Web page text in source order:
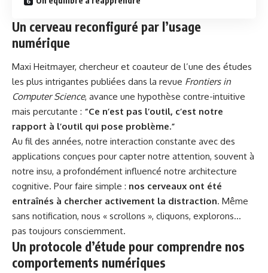
Un cerveau reconfiguré par l’usage
numérique
Maxi Heitmayer, chercheur et coauteur de l’une des études
les plus intrigantes publiées dans la revue Frontiers in
Computer Science, avance une hypothèse contre-intuitive
mais percutante : “Ce n’est pas l’outil, c’est notre
rapport à l’outil qui pose problème.”
Au fil des années, notre interaction constante avec des
applications conçues pour capter notre attention, souvent à
notre insu, a profondément influencé notre architecture
cognitive. Pour faire simple : nos cerveaux ont été
entraînés à chercher activement la distraction. Même
sans notification, nous « scrollons », cliquons, explorons…
pas toujours consciemment.
Un protocole d’étude pour comprendre nos
comportements numériques